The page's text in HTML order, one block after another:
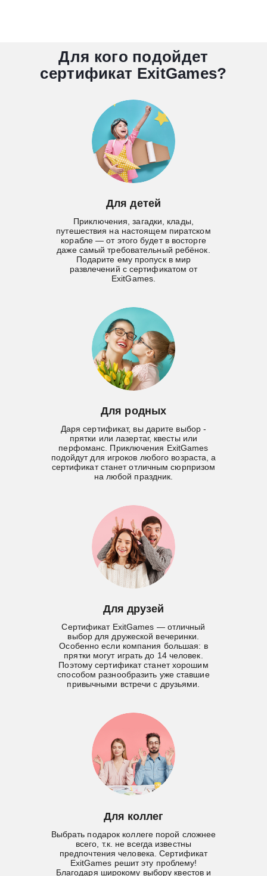
Для кого подойдет
сертификат ExitGames?
Для детей
Приключения, загадки, клады,
путешествия на настоящем пиратском
корабле — от этого будет в восторге
даже самый требовательный ребёнок.
Подарите ему пропуск в мир
развлечений с сертификатом от
ExitGames.
Для родных
Даря сертификат, вы дарите выбор -
прятки или лазертаг, квесты или
перфоманс. Приключения ExitGames
подойдут для игроков любого возраста, а
сертификат станет отличным сюрпризом
на любой праздник.
Для друзей
Сертификат ExitGames — отличный
выбор для дружеской вечеринки.
Особенно если компания большая: в
прятки могут играть до 14 человек.
Поэтому сертификат станет хорошим
способом разнообразить уже ставшие
привычными встречи с друзьями.
Для коллег
Выбрать подарок коллеге порой сложнее
всего, т.к. не всегда известны
предпочтения человека. Сертификат
ExitGames решит эту проблему!
Благодаря широкому выбору квестов и